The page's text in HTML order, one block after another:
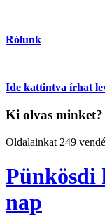
Rólunk
Ide kattintva írhat
Ki olvas minket?
Oldalainkat 249
Pünkösdi
nap